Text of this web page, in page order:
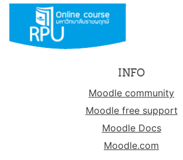
INFO
Moodle community
Moodle free support
Moodle Docs
Moodle.com